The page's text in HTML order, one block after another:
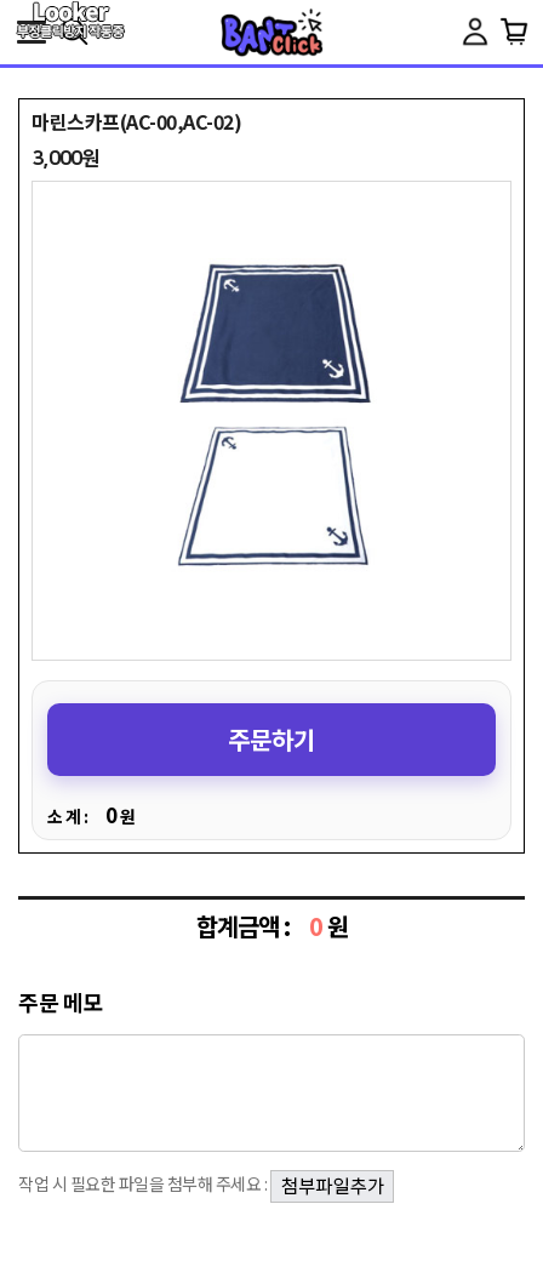
Toggle
마린스카프(AC-00,AC-02)
3,000원
주문하기
소 계 : 0원
합계금액 : 0원
주문 메모
작업 시 필요한 파일을 첨부해 주세요 :